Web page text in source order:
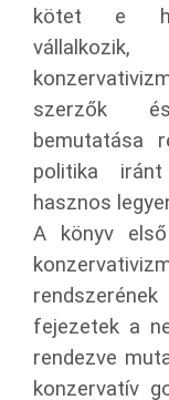
kötet e
szerzők
bemutatása
politika
hasznos
A könyv
fejezetek a
rendezve
konzervatív